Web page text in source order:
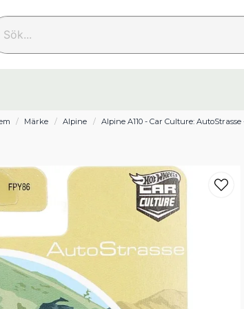
Märke Alpine Alpine A110 - Car Culture: